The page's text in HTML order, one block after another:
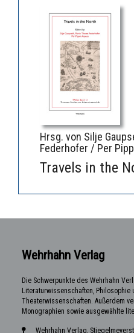
Hrsg. von Silje
Federhofer / Per
Travels in the
Wehrhahn Verlag
Die Schwerpunkte des Wehrhahn
Literaturwissenschaften,
Theaterwissenschaften. Außerdem
Monographien sowie ausgewählte
Wehrhahn Verlag,